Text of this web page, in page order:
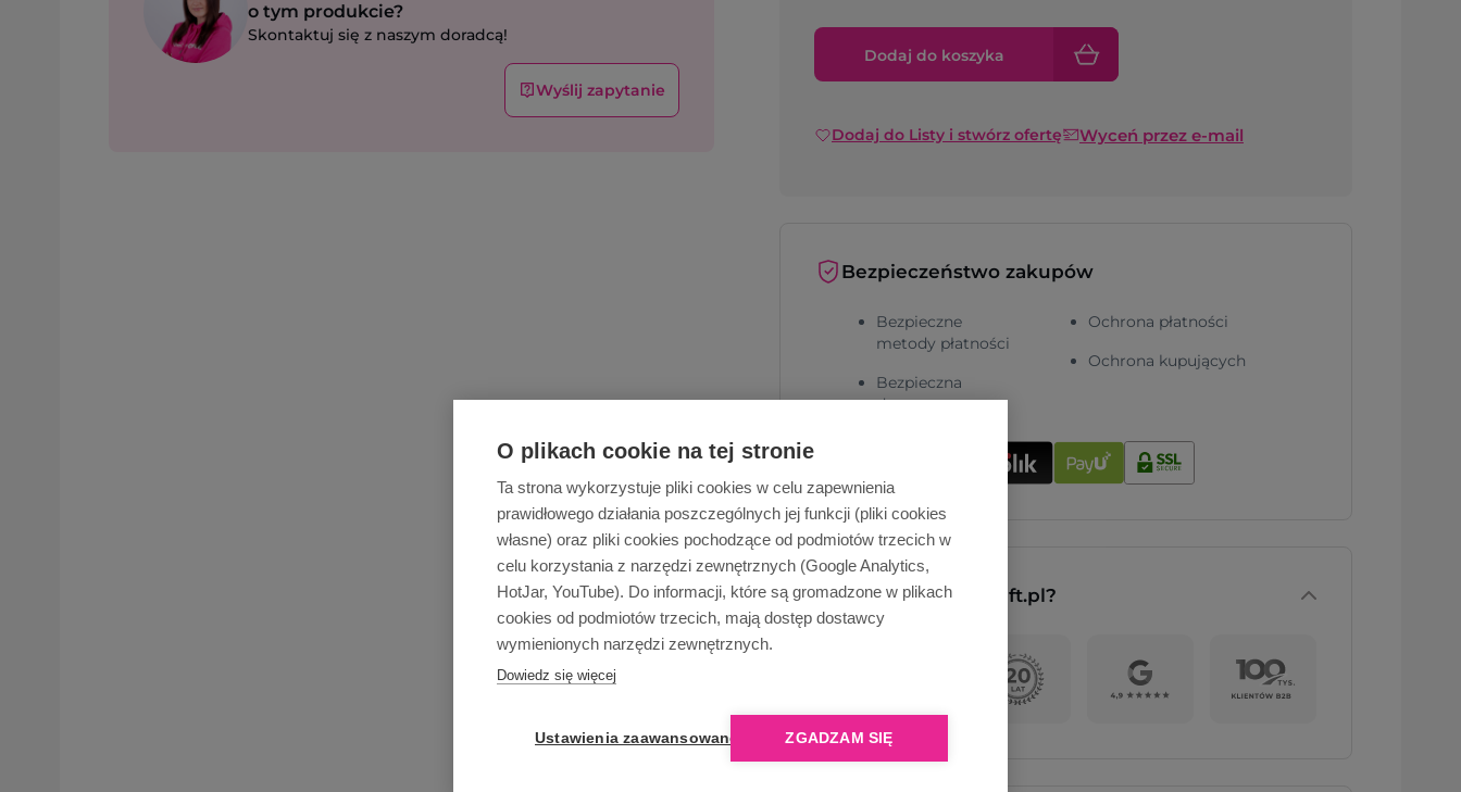
O plikach cookie na tej stronie
Ta strona wykorzystuje pliki cookies w celu zapewnienia
prawidłowego działania poszczególnych jej funkcji (pliki cookies
własne) oraz pliki cookies pochodzące od podmiotów trzecich w
celu korzystania z narzędzi zewnętrznych (Google Analytics,
HotJar, YouTube). Do informacji, które są gromadzone w plikach
cookies od podmiotów trzecich, mają dostęp dostawcy
wymienionych narzędzi zewnętrznych.
Dowiedz się więcej
Ustawienia zaawansowane ZGADZAM SIĘ
o tym produkcie?
Skontaktuj się z naszym doradcą!
Wyślij zapytanie
Dodaj do koszyka
Dodaj do Listy i stwórz ofertę Wyceń przez e-mail
Bezpieczeństwo zakupów
Bezpieczne
metody płatności
Bezpieczna
dostawa
Ochrona płatności
Ochrona kupujących
Dlaczego OpenGift.pl?